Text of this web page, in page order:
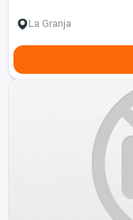
La Granja